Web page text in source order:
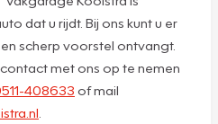
dat u rijdt. Bij ons kunt u er
scherp voorstel ontvangt.
met ons op te nemen
408633 of mail